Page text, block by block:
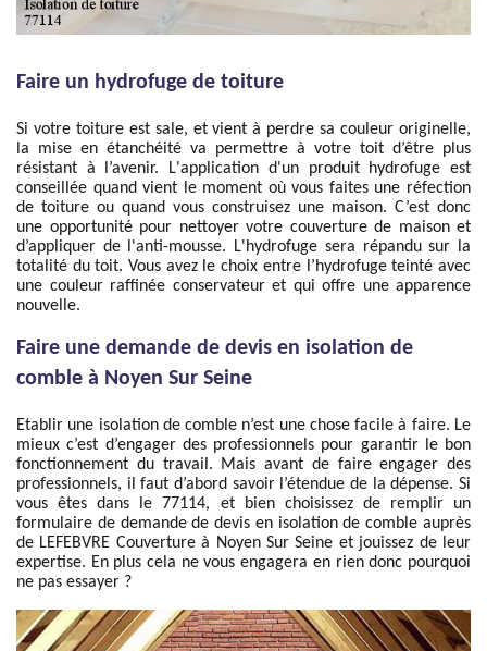
Faire un hydrofuge de toiture
Si votre toiture est sale, et vient à perdre sa couleur originelle,
la mise en étanchéité va permettre à votre toit d’être plus
résistant à l’avenir. L'application d'un produit hydrofuge est
conseillée quand vient le moment où vous faites une réfection
de toiture ou quand vous construisez une maison. C’est donc
une opportunité pour nettoyer votre couverture de maison et
d’appliquer de l'anti-mousse. L'hydrofuge sera répandu sur la
totalité du toit. Vous avez le choix entre l’hydrofuge teinté avec
une couleur raffinée conservateur et qui offre une apparence
nouvelle.
Faire une demande de devis en isolation de
comble à Noyen Sur Seine
Etablir une isolation de comble n’est une chose facile à faire. Le
mieux c’est d’engager des professionnels pour garantir le bon
fonctionnement du travail. Mais avant de faire engager des
professionnels, il faut d’abord savoir l’étendue de la dépense. Si
vous êtes dans le 77114, et bien choisissez de remplir un
formulaire de demande de devis en isolation de comble auprès
de LEFEBVRE Couverture à Noyen Sur Seine et jouissez de leur
expertise. En plus cela ne vous engagera en rien donc pourquoi
ne pas essayer ?